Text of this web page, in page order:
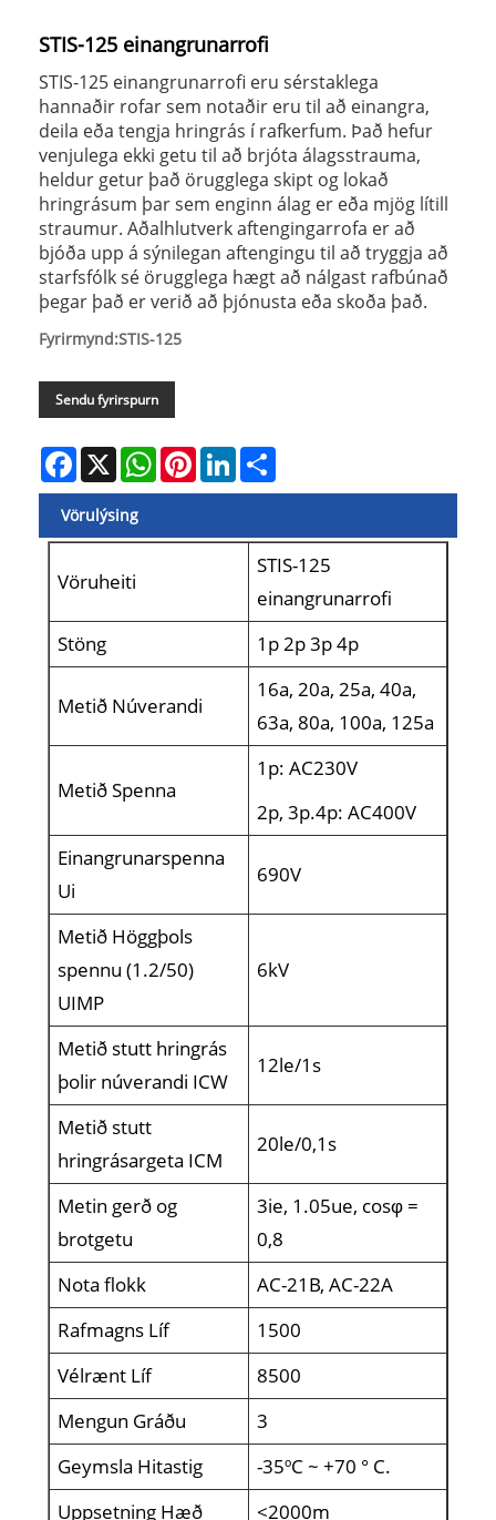
STIS-125 einangrunarrofi
STIS-125 einangrunarrofi eru sérstaklega
hannaðir rofar sem notaðir eru til að einangra,
deila eða tengja hringrás í rafkerfum. Það hefur
venjulega ekki getu til að brjóta álagsstrauma,
heldur getur það örugglega skipt og lokað
hringrásum þar sem enginn álag er eða mjög lítill
straumur. Aðalhlutverk aftengingarrofa er að
bjóða upp á sýnilegan aftengingu til að tryggja að
starfsfólk sé örugglega hægt að nálgast rafbúnað
þegar það er verið að þjónusta eða skoða það.
Fyrirmynd:STIS-125
Sendu fyrirspurn
Facebook
X WhatsAppPinterestLinkedIn
Vörulýsing
Vöruheiti
STIS-125
einangrunarrofi
Stöng
1p 2p 3p 4p
Metið Núverandi
16a, 20a, 25a, 40a,
63a, 80a, 100a, 125a
Metið Spenna
1p: AC230V
2p, 3p.4p: AC400V
Einangrunarspenna
Ui
690V
Metið Höggþols
spennu (1.2/50)
UIMP
6kV
Metið stutt hringrás
þolir núverandi ICW
12le/1s
Metið stutt
hringrásargeta ICM
20le/0,1s
Metin gerð og
brotgetu
3ie, 1.05ue, cosφ =
0,8
Nota flokk
AC-21B, AC-22A
Rafmagns Líf
1500
Vélrænt Líf
8500
Mengun Gráðu
3
Geymsla Hitastig
-35ºC ~ +70 ° C.
Uppsetning Hæð
<2000m